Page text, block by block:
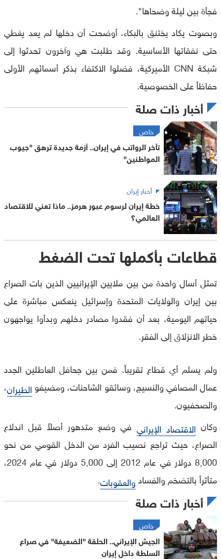
فجأة بين ليلة وضحاها".
وبصوت يكاد يختنق بالبكاء، أوضحت أن دخلها لم يعد يغطي
حتى نفقاتها الأساسية. وقد طلبت هي وآخرون تحدثوا إلى
شبكة CNN الأميركية، فضلوا الاكتفاء بذكر أسمائهم الأولى
حفاظاً على الخصوصية.
أخبار ذات صلة
خاص
تأخر الرواتب في إيران.. أزمة جديدة ترهق "جيوب
المواطنين"
أخبار إيران
خطة إيران لرسوم عبور هرمز.. ماذا تعني للاقتصاد
العالمي؟
قطاعات بأكملها تحت الضغط
تمثل أسال واحدة من بين ملايين الإيرانيين الذين بات الصراع
بين إيران والولايات المتحدة وإسرائيل ينعكس مباشرة على
حياتهم اليومية، بعد أن فقدوا مصادر دخلهم وبدأوا يواجهون
خطر الانزلاق إلى الفقر.
ولم يسلم أي قطاع تقريباً. فمن بين جحافل العاطلين الجدد
عمال المصافي والنسيج، وسائقو الشاحنات، ومضيفو الطيران،
والصحفيون.
وكان الاقتصاد الإيراني في وضع متدهور أصلاً قبل اندلاع
الصراع، حيث تراجع نصيب الفرد من الدخل القومي من نحو
8,000 دولار في عام 2012 إلى 5,000 دولار في عام 2024،
متأثراً بالتضخم والفسادوالعقوبات.
أخبار ذات صلة
خاص
الجيش الإيراني.. الحلقة "الضعيفة" في صراع
السلطة داخل إيران